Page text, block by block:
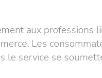
aux professions
Les
le service se